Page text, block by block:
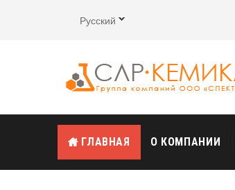
Русский
ГЛАВНАЯ О КОМПАНИИ